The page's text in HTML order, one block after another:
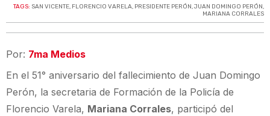
TAGS: SAN VICENTE, FLORENCIO VARELA, PRESIDENTE PERÓN,JUAN DOMINGO PERÓN,
MARIANA CORRALES
Por: 7ma Medios
En el 51° aniversario del fallecimiento de Juan Domingo
Perón, la secretaria de Formación de la Policía de
Florencio Varela, Mariana Corrales, participó del